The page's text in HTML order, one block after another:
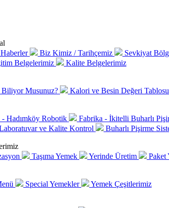
Biz Kimiz / Tarihçemiz Sevkiyat
Belgelerimiz
Kalite Belgelerimiz
Biliyor Musunuz? Kalori ve Besin Değeri Tablosu
- Hadımköy Robotik Fabrika - İkitelli Buharlı
ve Kalite Kontrol Buharlı Pişirme
Taşıma Yemek Yerinde Üretim
Paket
Special Yemekler
Yemek Çeşitlerimiz